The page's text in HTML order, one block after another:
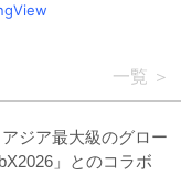
一覧
ジア最大級のグロー
」とのコラボ